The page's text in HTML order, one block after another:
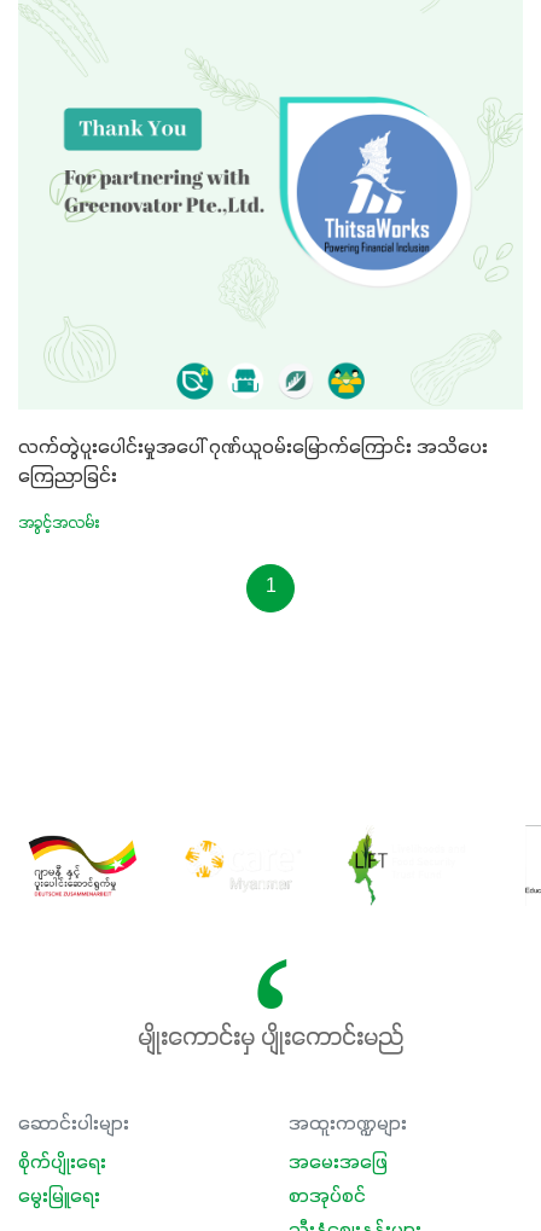
လက်တွဲပူးပေါင်းမှုအပေါ် ဂုဏ်ယူဝမ်းမြောက်ကြောင်း အသိပေး
ကြေညာခြင်း
အခွင့်အလမ်း
1
မျိုးကောင်းမှ ပျိုးကောင်းမည်
ဆောင်းပါးများ
စိုက်ပျိုးရေး
မွေးမြူရေး
အထူးကဏ္ဍများ
အမေးအဖြေ
စာအုပ်စင်